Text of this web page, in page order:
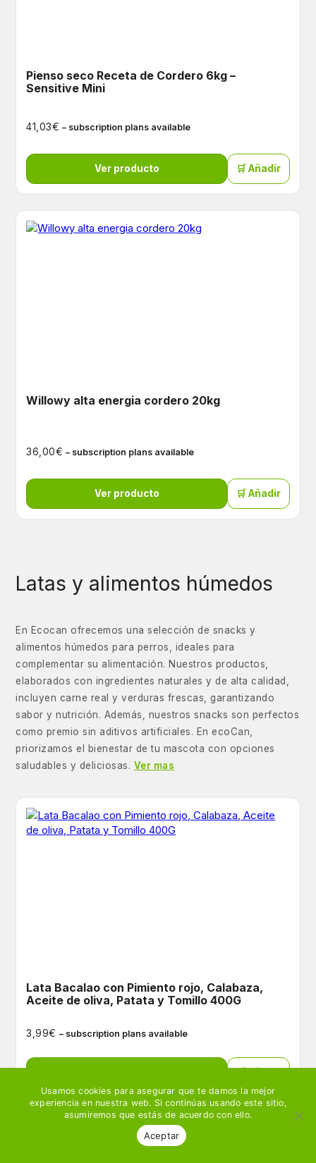
Pienso seco Receta de Cordero 6kg –
Sensitive Mini
41,03€ – subscription plans available
Ver producto 🛒 Añadir
Willowy alta energia cordero 20kg
36,00€ – subscription plans available
Ver producto 🛒 Añadir
Latas y alimentos húmedos
En Ecocan ofrecemos una selección de snacks y
alimentos húmedos para perros, ideales para
complementar su alimentación. Nuestros productos,
elaborados con ingredientes naturales y de alta calidad,
incluyen carne real y verduras frescas, garantizando
sabor y nutrición. Además, nuestros snacks son perfectos
como premio sin aditivos artificiales. En ecoCan,
priorizamos el bienestar de tu mascota con opciones
saludables y deliciosas. Ver mas
Lata Bacalao con Pimiento rojo, Calabaza,
Aceite de oliva, Patata y Tomillo 400G
3,99€ – subscription plans available
Usamos cookies para asegurar que te damos la mejor
experiencia en nuestra web. Si continúas usando este sitio,
asumiremos que estás de acuerdo con ello.
Aceptar